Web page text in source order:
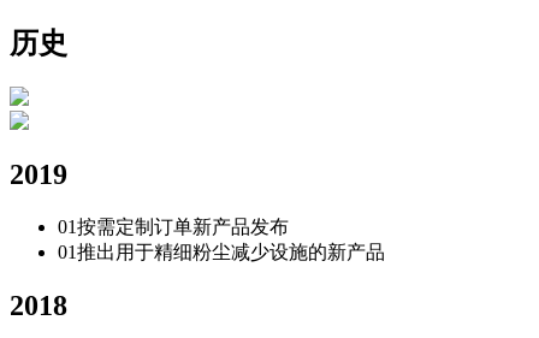
历史
2019
01按需定制订单新产品发布
01推出用于精细粉尘减少设施的新产品
2018